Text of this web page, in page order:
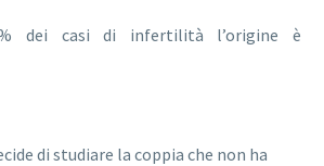
dei casi di infertilità l’origine è
di studiare la coppia che non ha